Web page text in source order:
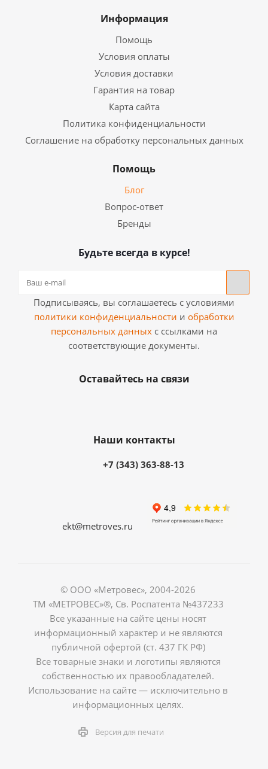
Информация
Помощь
Условия оплаты
Условия доставки
Гарантия на товар
Карта сайта
Политика конфиденциальности
Соглашение на обработку персональных данных
Помощь
Блог
Вопрос-ответ
Бренды
Будьте всегда в курсе!
Подписываясь, вы соглашаетесь с условиями
политики конфиденциальности и обработки
персональных данных с ссылками на
соответствующие документы.
Оставайтесь на связи
Наши контакты
+7 (343) 363-88-13
ekt@metroves.ru
© ООО «Метровес», 2004-2026
ТМ «МЕТРОВЕС»®, Св. Роспатента №4​3​7​2​3​3
Все указанные на сайте цены носят
информационный характер и не являются
публичной офертой (ст. 437 ГК РФ)
Все товарные знаки и логотипы являются
собственностью их правообладателей.
Использование на сайте — исключительно в
информационных целях.
Версия для печати